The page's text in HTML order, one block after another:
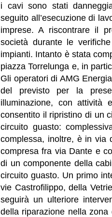
i cavi sono stati
seguito all’esecuzione di
imprese. A riscontrare il
società durante le
impianti. Intanto è stata
piazza Torrelunga e, in
Gli operatori di AMG
del previsto per la
illuminazione, con attività
consentito il ripristino di un
circuito guasto:
complessa, inoltre, è in via
compresa fra via Dante e
di un componente della
circuito guasto. Un primo
vie Castrofilippo, della
seguirà un ulteriore
della riparazione nella